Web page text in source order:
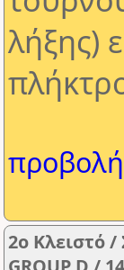
λήξης)
2o Κλειστό